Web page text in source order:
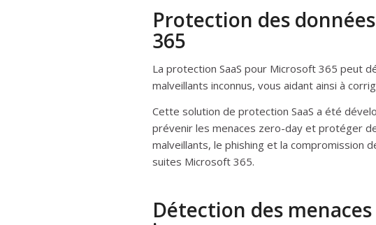
Protection des
365
La protection SaaS pour Microsoft 365 peut
malveillants inconnus, vous aidant ainsi à
Cette solution de protection SaaS a été
prévenir les menaces zero-day et protéger
malveillants, le phishing et la compromission
suites Microsoft 365.
Détection des